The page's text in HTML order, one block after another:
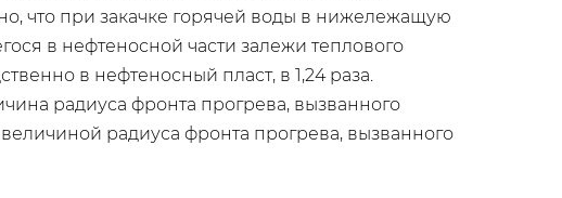
что при закачке горячей воды в нижележащую
в нефтеносной части залежи теплового
в нефтеносный пласт, в 1,24 раза.
радиуса фронта прогрева, вызванного
радиуса фронта прогрева, вызванного